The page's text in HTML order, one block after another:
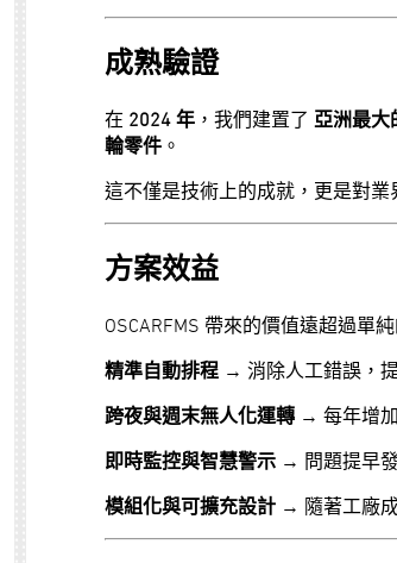
成熟驗證
在 2024 年 ，我們建置了 亞洲最大
輪零件 。
這不僅是技術上的成就，更是對
方案效益
OSCARFMS 帶來的價值遠超過單
精準自動排程 → 消除人工錯誤，
跨夜與週末無人化運轉 → 每年增
即時監控與智慧警示 → 問題提早
模組化與可擴充設計 → 隨著工廠